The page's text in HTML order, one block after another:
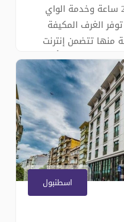
يوفر خدمة الغرف على مدار 24 ساعة وخدمة الواي
الغرف المكيفة
منها تتضمن إنترنت
شاشة مسطحة واٌلة
يوفر تجربة طعام
بهم. في المساء
اسطنبول